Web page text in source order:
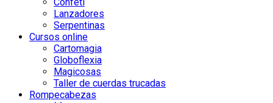
Lanzadores
Serpentinas
Cursos online
Cartomagia
Globoflexia
Magicosas
Taller de cuerdas trucadas
Rompecabezas